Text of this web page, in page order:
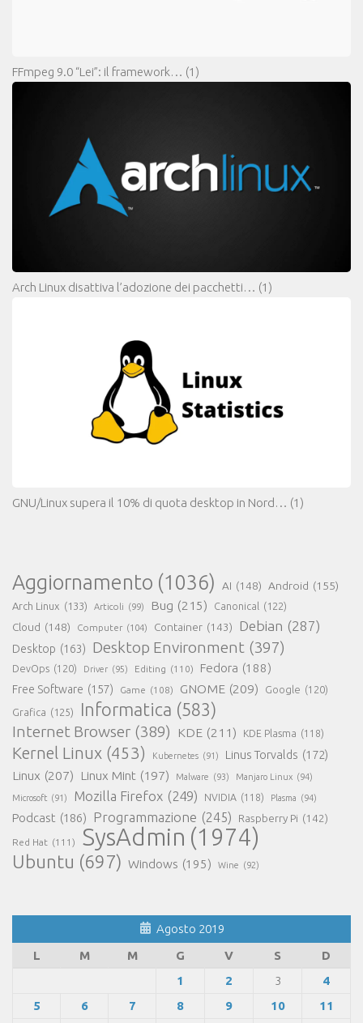
FFmpeg 9.0 “Lei”: il framework… (1)
Arch Linux disattiva l’adozione dei pacchetti… (1)
GNU/Linux supera il 10% di quota desktop in Nord… (1)
Aggiornamento (1036) AI (148) Android (155)
Arch Linux (133) Articoli (99) Bug (215) Canonical (122)
Cloud (148) Computer (104) Container (143) Debian (287)
Desktop (163) Desktop Environment (397)
DevOps (120) Driver (95) Editing (110) Fedora (188)
Free Software (157) Game (108) GNOME (209) Google (120)
Grafica (125) Informatica (583)
Internet Browser (389) KDE (211) KDE Plasma (118)
Kernel Linux (453) Kubernetes (91) Linus Torvalds (172)
Linux (207) Linux Mint (197) Malware (93) Manjaro Linux (94)
Microsoft (91) Mozilla Firefox (249) NVIDIA (118) Plasma (94)
Podcast (186) Programmazione (245) Raspberry Pi (142)
Red Hat (111) SysAdmin (1974)
Ubuntu (697) Windows (195) Wine (92)
Agosto 2019
L
M M G V S
D
1
2 3
4
5
6 7 8 9 10 11